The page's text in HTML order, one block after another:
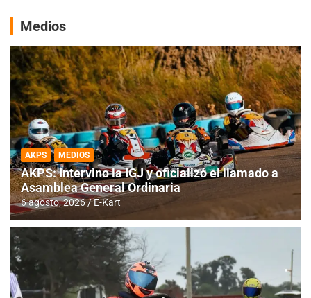
Medios
AKPS MEDIOS
AKPS: Intervino la IGJ y oficializó el llamado a
Asamblea General Ordinaria
6 agosto, 2026 E-Kart